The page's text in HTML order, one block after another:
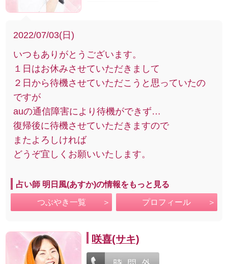
2022/07/03(日)
いつもありがとうございます。
１日はお休みさせていただきまして
２日から待機させていただこうと思っていたの
ですが
auの通信障害により待機ができず…
復帰後に待機させていただきますので
またよろしければ
どうぞ宜しくお願いいたします。
占い師 明日風(あすか)の情報をもっと見る
つぶやき一覧 プロフィール
咲喜(サキ)